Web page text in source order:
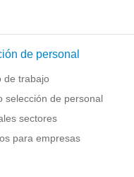
de personal
de trabajo
selección de personal
sectores
para empresas